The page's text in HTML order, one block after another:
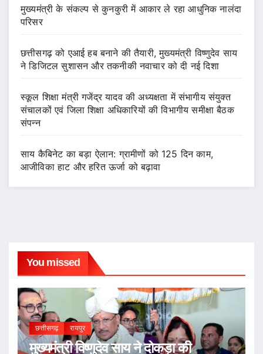
मुख्यमंत्री के संकल्प से कुनकुरी में आकार ले रहा आधुनिक नालंदा
परिसर
छत्तीसगढ़ को एआई हब बनाने की तैयारी, मुख्यमंत्री विष्णुदेव साय
ने डिजिटल सुशासन और तकनीकी नवाचार को दी नई दिशा
स्कूल शिक्षा मंत्री गजेंद्र यादव की अध्यक्षता में संभागीय संयुक्त
संचालकों एवं जिला शिक्षा अधिकारियों की विभागीय समीक्षा बैठक
संपन्न
साय कैबिनेट का बड़ा ऐलान: ग्रामीणों को 125 दिन काम,
आजीविका हाट और हरित ऊर्जा को बढ़ावा
You missed
छत्तीसगढ़ रायपुर
मुख्यमंत्री विष्णुदेव साय ने दोकड़ा की